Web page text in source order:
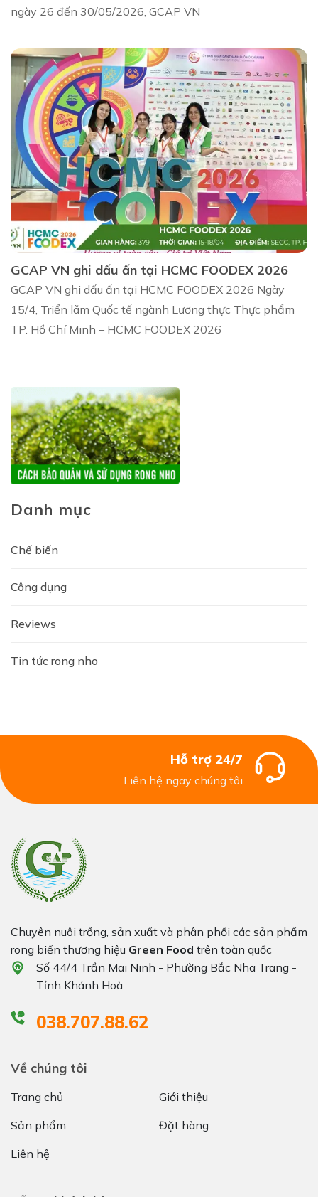
ngày 26 đến 30/05/2026, GCAP VN
GCAP VN ghi dấu ấn tại HCMC FOODEX 2026
GCAP VN ghi dấu ấn tại HCMC FOODEX 2026 Ngày
15/4, Triển lãm Quốc tế ngành Lương thực Thực phẩm
TP. Hồ Chí Minh – HCMC FOODEX 2026
Danh mục
Chế biến
Công dụng
Reviews
Tin tức rong nho
Hỗ trợ 24/7
Liên hệ ngay chúng tôi
Chuyên nuôi trồng, sản xuất và phân phối các sản phẩm
rong biển thương hiệu Green Food trên toàn quốc
Số 44/4 Trần Mai Ninh - Phường Bắc Nha Trang -
Tỉnh Khánh Hoà
038.707.88.62
Về chúng tôi
Trang chủ
Giới thiệu
Sản phẩm
Đặt hàng
Liên hệ